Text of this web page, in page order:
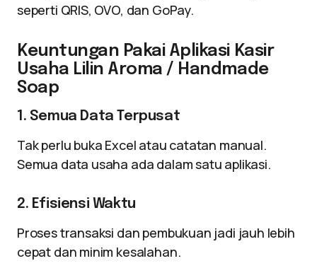
seperti QRIS, OVO, dan GoPay.
Keuntungan Pakai Aplikasi Kasir
Usaha Lilin Aroma / Handmade
Soap
1. Semua Data Terpusat
Tak perlu buka Excel atau catatan manual.
Semua data usaha ada dalam satu aplikasi.
2. Efisiensi Waktu
Proses transaksi dan pembukuan jadi jauh lebih
cepat dan minim kesalahan.